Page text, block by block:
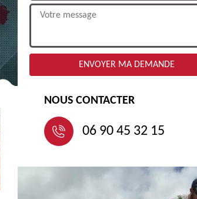
NOUS CONTACTER
06 90 45 32 15